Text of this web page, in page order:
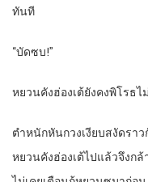
ทันที
“บัดซบ!”
หยวนคังฮ่องเต้ยังคงพิโรธ
ตำหนักหันกวงเงียบสงัดรา
หยวนคังฮ่องเต้ไปแล้วจึงก